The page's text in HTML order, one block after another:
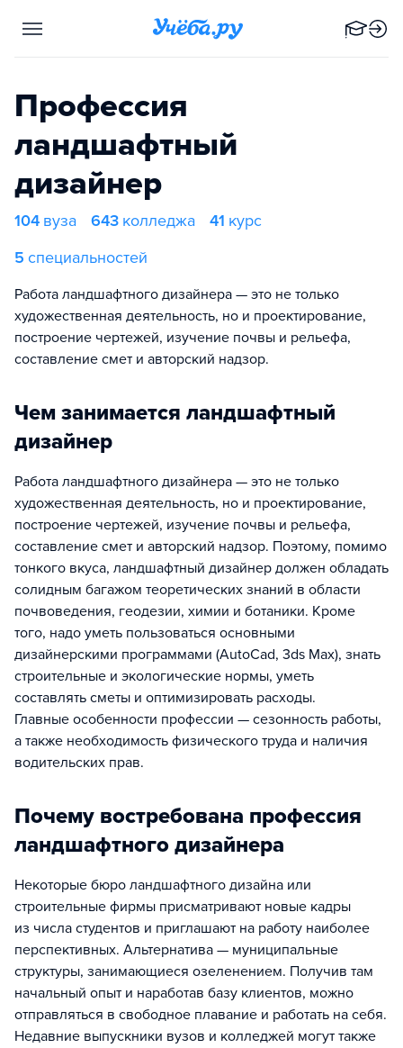
Профессия
ландшафтный
дизайнер
104 вуза 643 колледжа 41 курс
5 специальностей
Работа ландшафтного дизайнера — это не только
художественная деятельность, но и проектирование,
построение чертежей, изучение почвы и рельефа,
составление смет и авторский надзор.
Чем занимается ландшафтный
дизайнер
Работа ландшафтного дизайнера — это не только
художественная деятельность, но и проектирование,
построение чертежей, изучение почвы и рельефа,
составление смет и авторский надзор. Поэтому, помимо
тонкого вкуса, ландшафтный дизайнер должен обладать
солидным багажом теоретических знаний в области
почвоведения, геодезии, химии и ботаники. Кроме
того, надо уметь пользоваться основными
дизайнерскими программами (AutoCad, 3ds Max), знать
строительные и экологические нормы, уметь
составлять сметы и оптимизировать расходы.
Главные особенности профессии — сезонность работы,
а также необходимость физического труда и наличия
водительских прав.
Почему востребована профессия
ландшафтного дизайнера
Некоторые бюро ландшафтного дизайна или
строительные фирмы присматривают новые кадры
из числа студентов и приглашают на работу наиболее
перспективных. Альтернатива — муниципальные
структуры, занимающиеся озеленением. Получив там
начальный опыт и наработав базу клиентов, можно
отправляться в свободное плавание и работать на себя.
Недавние выпускники вузов и колледжей могут также